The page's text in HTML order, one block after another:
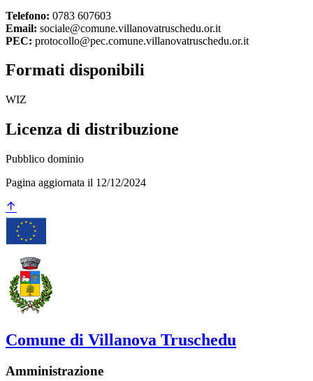
Telefono: 0783 607603
Email: sociale@comune.villanovatruschedu.or.it
PEC: protocollo@pec.comune.villanovatruschedu.or.it
Formati disponibili
WIZ
Licenza di distribuzione
Pubblico dominio
Pagina aggiornata il 12/12/2024
Comune di Villanova Truschedu
Amministrazione